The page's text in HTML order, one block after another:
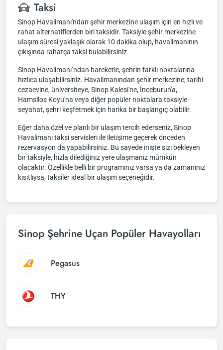
Taksi
Sinop Havalimanı'ndan şehir merkezine ulaşım için en hızlı ve
rahat alternatiflerden biri taksidir. Taksiyle şehir merkezine
ulaşım süresi yaklaşık olarak 10 dakika olup, havalimanının
çıkışında rahatça taksi bulabilirsiniz.
Sinop Havalimanı’ndan hareketle, şehrin farklı noktalarına
hızlıca ulaşabilirsiniz. Havalimanından şehir merkezine, tarihi
cezaevine, üniversiteye, Sinop Kalesi'ne, İnceburun'a,
Hamsilos Koyu'na veya diğer popüler noktalara taksiyle
seyahat, şehri keşfetmek için harika bir başlangıç olabilir.
Eğer daha özel ve planlı bir ulaşım tercih ederseniz, Sinop
Havalimanı taksi servisleri ile iletişime geçerek önceden
rezervasyon da yapabilirsiniz. Bu sayede inişte sizi bekleyen
bir taksiyle, hızla dilediğiniz yere ulaşmanız mümkün
olacaktır. Özellikle belli bir programınız varsa ya da zamanınız
kısıtlıysa, taksiler ideal bir ulaşım seçeneğidir.
Sinop Şehrine Uçan Popüler Havayolları
Pegasus
THY